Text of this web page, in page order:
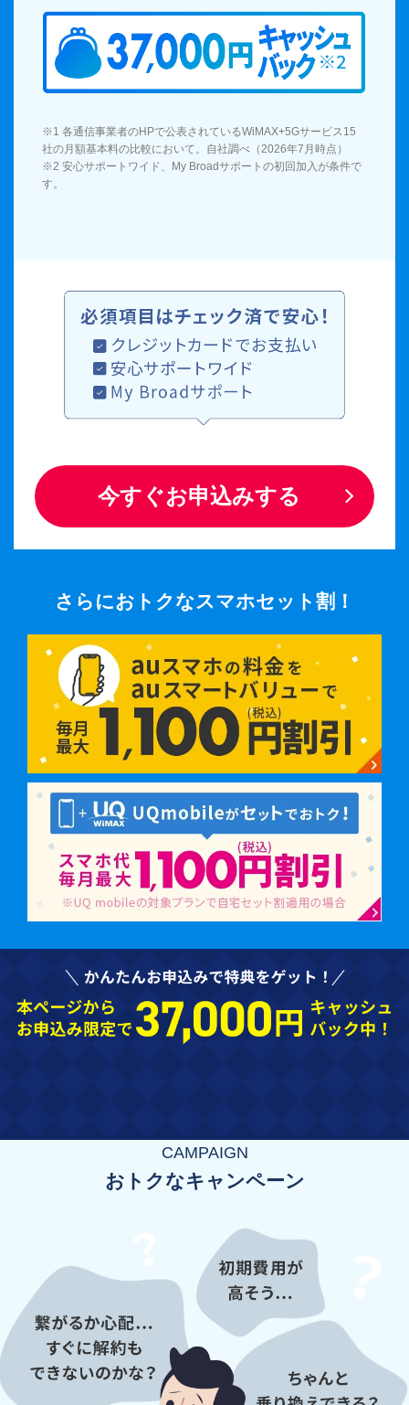
※1 各通信事業者のHPで公表されているWiMAX+5Gサービス15
社の月額基本料の比較において。自社調べ（2026年7月時点）
※2 安心サポートワイド、My Broadサポートの初回加入が条件で
す。
今すぐお申込みする
さらにおトクなスマホセット割！
CAMPAIGN
おトクなキャンペーン